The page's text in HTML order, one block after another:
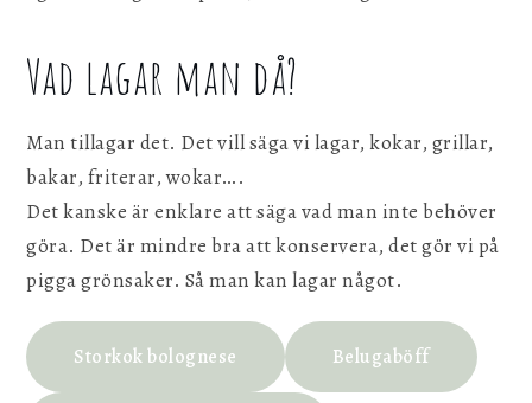
Vad lagar man då?
Man tillagar det. Det vill säga vi lagar, kokar, grillar,
bakar, friterar, wokar….
Det kanske är enklare att säga vad man inte behöver
göra. Det är mindre bra att konservera, det gör vi på
pigga grönsaker. Så man kan lagar något.
Storkok bolognese Belugaböff